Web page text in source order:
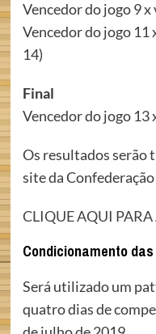
Vencedor do jogo 9
Vencedor do jogo 11
14)
Final
Vencedor do jogo 13
Os resultados serão
site da
CLIQUE AQUI
Condicionamento
Será utilizado um
quatro dias de